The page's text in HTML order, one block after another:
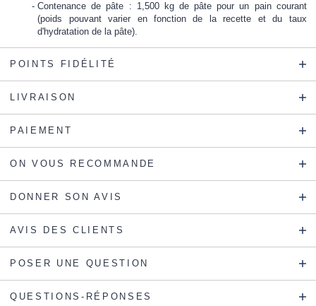
Contenance de pâte : 1,500 kg de pâte pour un pain courant
(poids pouvant varier en fonction de la recette et du taux
d'hydratation de la pâte).
POINTS FIDÉLITÉ
LIVRAISON
PAIEMENT
ON VOUS RECOMMANDE
DONNER SON AVIS
AVIS DES CLIENTS
POSER UNE QUESTION
QUESTIONS-RÉPONSES